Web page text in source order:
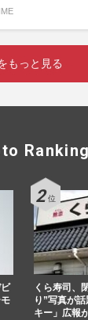
もっと見る
Ranking
くら寿司、
り”写真が
キー」広報